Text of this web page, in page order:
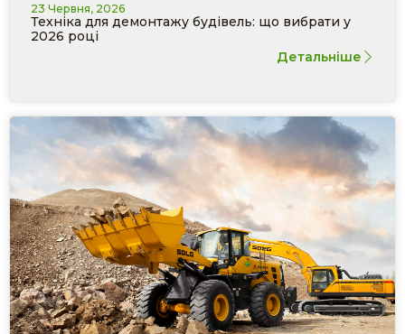
23 Червня, 2026
Техніка для демонтажу будівель: що вибрати у
2026 році
Детальніше